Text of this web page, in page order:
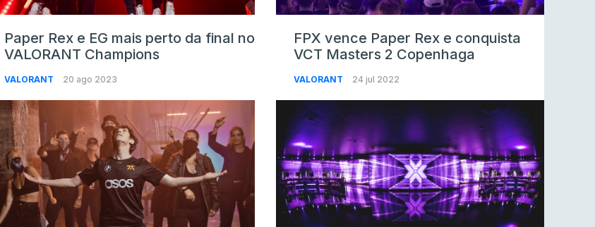
Paper Rex e EG mais perto da final no
VALORANT Champions
VALORANT 20 ago 2023
FPX vence Paper Rex e conquista
VCT Masters 2 Copenhaga
VALORANT 24 jul 2022